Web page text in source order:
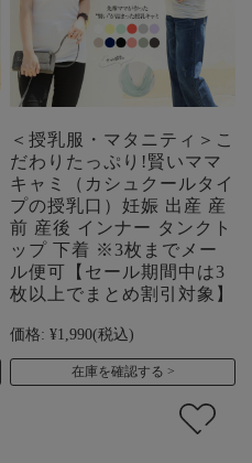
＜授乳服・マタニティ＞こ
だわりたっぷり!賢いママ
キャミ（カシュクールタイ
プの授乳口）妊娠 出産 産
前 産後 インナー タンクト
ップ 下着 ※3枚までメー
ル便可【セール期間中は3
枚以上でまとめ割引対象】
価格: ¥1,990(税込)
在庫を確認する